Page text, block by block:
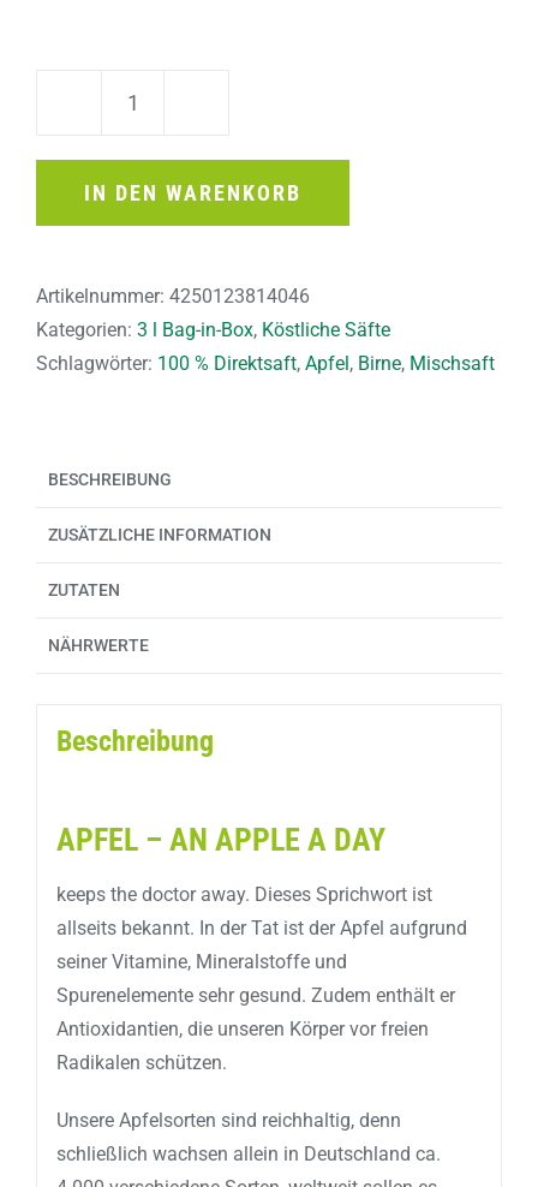
Apfel-
naturtrüb
IN DEN WARENKORB
Artikelnummer: 4250123814046
Kategorien: 3 l Bag-in-Box, Köstliche Säfte
Schlagwörter: 100 % Direktsaft, Apfel, Birne, Mischsaft
BESCHREIBUNG
ZUSÄTZLICHE INFORMATION
ZUTATEN
NÄHRWERTE
Beschreibung
APFEL – AN APPLE A DAY
keeps the doctor away. Dieses Sprichwort ist
allseits bekannt. In der Tat ist der Apfel aufgrund
seiner Vitamine, Mineralstoffe und
Spurenelemente sehr gesund. Zudem enthält er
Antioxidantien, die unseren Körper vor freien
Radikalen schützen.
Unsere Apfelsorten sind reichhaltig, denn
schließlich wachsen allein in Deutschland ca.